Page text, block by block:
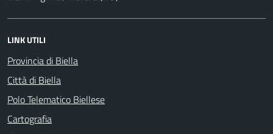
LINK UTILI
Provincia di Biella
Città di Biella
Polo Telematico Biellese
Cartografia